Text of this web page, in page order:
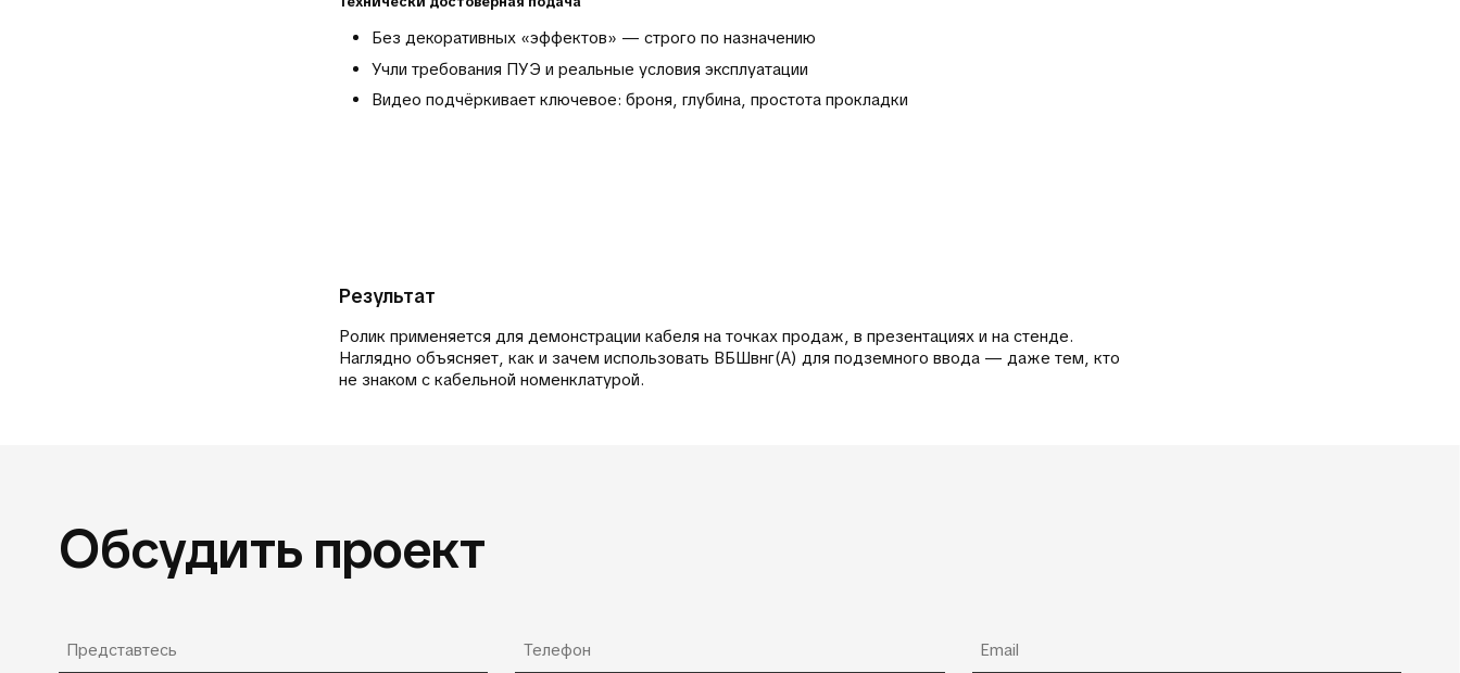
Без декоративных «эффектов» — строго по назначению
Учли требования ПУЭ и реальные условия эксплуатации
Видео подчёркивает ключевое: броня, глубина, простота прокладки
Результат
Ролик применяется для демонстрации кабеля на точках продаж, в презентациях и на стенде.
Наглядно объясняет, как и зачем использовать ВБШвнг(А) для подземного ввода — даже тем, кто
не знаком с кабельной номенклатурой.
Обсудить проект